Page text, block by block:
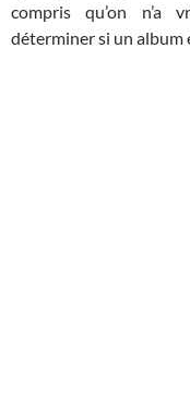
compris qu’on n’a
déterminer si un album